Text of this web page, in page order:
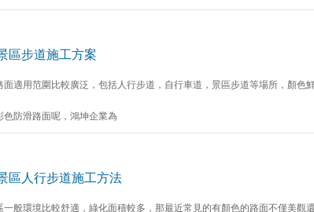
區步道施工方案
面適用范圍比較廣泛，包括人行步道，自行車道，景區步道等場所，顏色
色防滑路面呢，鴻坤企業為
區人行步道施工方法
一般環境比較舒適，綠化面積較多，那最近常見的有顏色的路面不僅美觀